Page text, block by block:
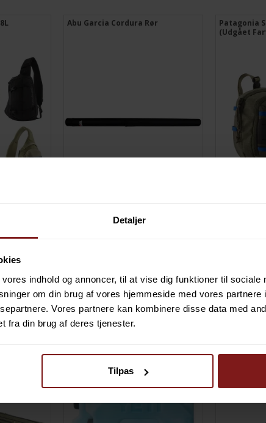
Detaljer
indhold og annoncer, til at vise dig funktioner til sociale
om din brug af vores hjemmeside med vores partnere
Vores partnere kan kombinere disse data med
fra din brug af deres tjenester.
Tilpas
Abu Garcia Cordura Rør
VIS PRODUKT
Patagonia
(Udgået
POPULÆRE I
YETI Ice Køleelement